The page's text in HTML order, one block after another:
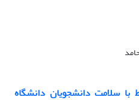
سلامت دانشجویان دانشگاه